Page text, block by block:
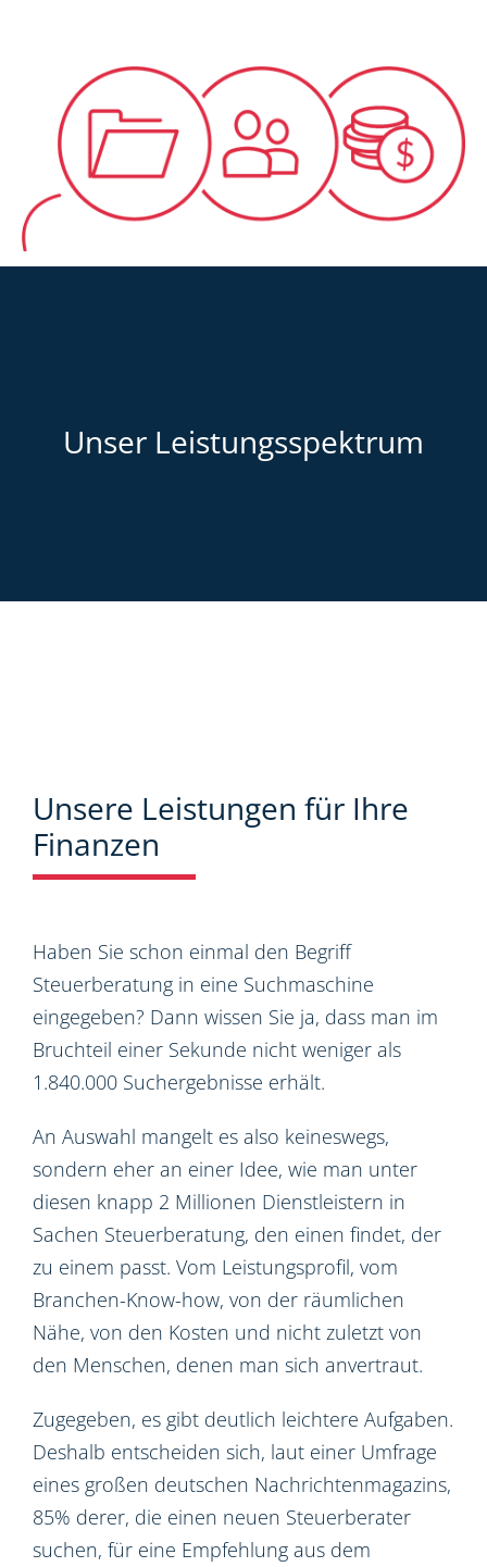
Unser Leistungsspektrum
Unsere Leistungen für Ihre
Finanzen
Haben Sie schon einmal den Begriff
Steuerberatung in eine Suchmaschine
eingegeben? Dann wissen Sie ja, dass man im
Bruchteil einer Sekunde nicht weniger als
1.840.000 Suchergebnisse erhält.
An Auswahl mangelt es also keineswegs,
sondern eher an einer Idee, wie man unter
diesen knapp 2 Millionen Dienstleistern in
Sachen Steuerberatung, den einen findet, der
zu einem passt. Vom Leistungsprofil, vom
Branchen-Know-how, von der räumlichen
Nähe, von den Kosten und nicht zuletzt von
den Menschen, denen man sich anvertraut.
Zugegeben, es gibt deutlich leichtere Aufgaben.
Deshalb entscheiden sich, laut einer Umfrage
eines großen deutschen Nachrichtenmagazins,
85% derer, die einen neuen Steuerberater
suchen, für eine Empfehlung aus dem